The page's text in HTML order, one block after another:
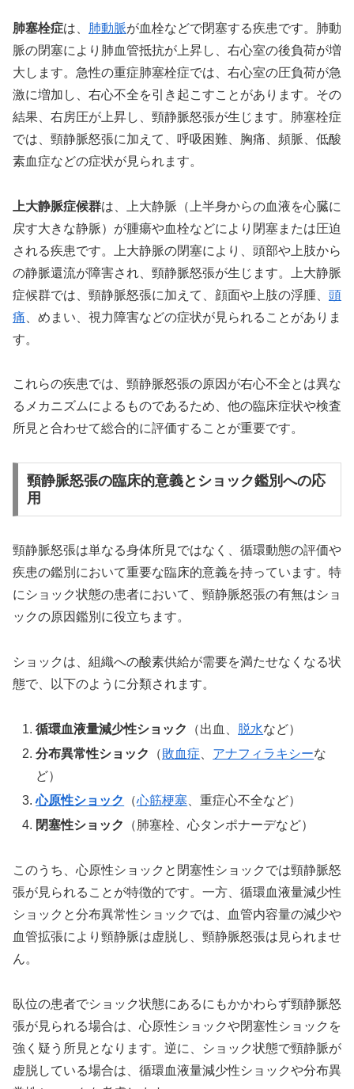
肺塞栓症は、 肺動脈が血栓などで閉塞する疾患です。肺動
脈の閉塞により肺血管抵抗が上昇し、右心室の後負荷が増
大します。急性の重症肺塞栓症では、右心室の圧負荷が急
激に増加し、右心不全を引き起こすことがあります。その
結果、右房圧が上昇し、頸静脈怒張が生じます。肺塞栓症
では、頸静脈怒張に加えて、呼吸困難、胸痛、頻脈、低酸
素血症などの症状が見られます。
上大静脈症候群は、上大静脈（上半身からの血液を心臓に
戻す大きな静脈）が腫瘍や血栓などにより閉塞または圧迫
される疾患です。上大静脈の閉塞により、頭部や上肢から
の静脈還流が障害され、頸静脈怒張が生じます。上大静脈
症候群では、頸静脈怒張に加えて、顔面や上肢の浮腫、 頭
痛 、めまい、視力障害などの症状が見られることがありま
す。
これらの疾患では、頸静脈怒張の原因が右心不全とは異な
るメカニズムによるものであるため、他の臨床症状や検査
所見と合わせて総合的に評価することが重要です。
頸静脈怒張の臨床的意義とショック鑑別への応
用
頸静脈怒張は単なる身体所見ではなく、循環動態の評価や
疾患の鑑別において重要な臨床的意義を持っています。特
にショック状態の患者において、頸静脈怒張の有無はショ
ックの原因鑑別に役立ちます。
ショックは、組織への酸素供給が需要を満たせなくなる状
態で、以下のように分類されます。
循環血液量減少性ショック （出血、 脱水など）
分布異常性ショック
（敗血症 アナフィラキシーな
ど）
心原性ショック
（心筋梗塞 、重症心不全など）
閉塞性ショック
（肺塞栓、心タンポナーデなど）
このうち、心原性ショックと閉塞性ショックでは頸静脈怒
張が見られることが特徴的です。一方、循環血液量減少性
ショックと分布異常性ショックでは、血管内容量の減少や
血管拡張により頸静脈は虚脱し、頸静脈怒張は見られませ
ん。
臥位の患者でショック状態にあるにもかかわらず頸静脈怒
張が見られる場合は、心原性ショックや閉塞性ショックを
強く疑う所見となります。逆に、ショック状態で頸静脈が
虚脱している場合は、循環血液量減少性ショックや分布異